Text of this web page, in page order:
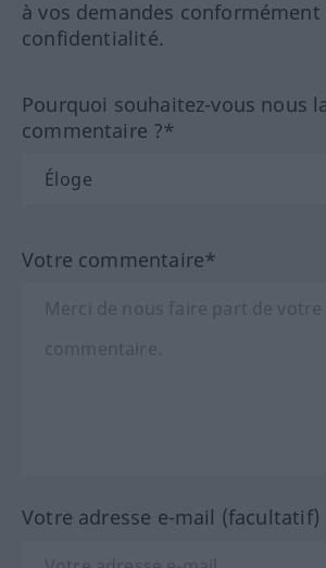
à vos demandes conformément
confidentialité.
Pourquoi souhaitez-vous nous
commentaire ?*
Votre commentaire*
Votre adresse e-mail (facultatif)